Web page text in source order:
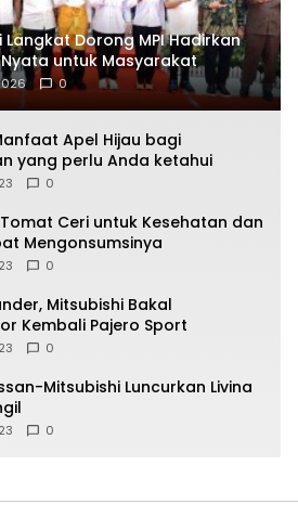
Langkat Dorong MPI Hadirkan
untuk Masyarakat
0
Apel Hijau bagi
yang perlu Anda ketahui
0
Ceri untuk Kesehatan dan
Mengonsumsinya
0
Mitsubishi Bakal
Kembali Pajero Sport
0
Mitsubishi Luncurkan Livina
0